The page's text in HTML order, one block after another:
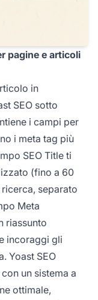
pagine e articoli
in
SEO sotto
i campi per
i meta tag più
SEO Title ti
(fino a 60
separato
Meta
riassunto
incoraggi gli
Yoast SEO
un sistema a
ottimale,